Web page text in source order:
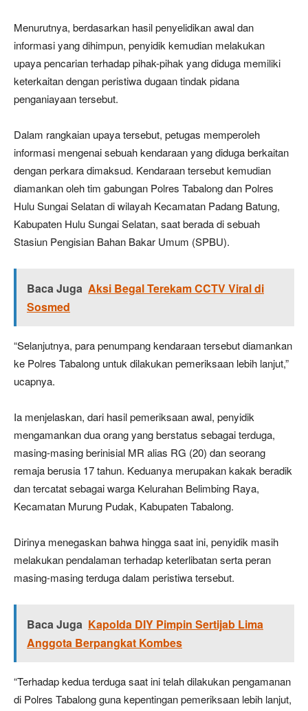
Menurutnya, berdasarkan hasil penyelidikan awal dan
informasi yang dihimpun, penyidik kemudian melakukan
upaya pencarian terhadap pihak-pihak yang diduga memiliki
keterkaitan dengan peristiwa dugaan tindak pidana
penganiayaan tersebut.
Dalam rangkaian upaya tersebut, petugas memperoleh
informasi mengenai sebuah kendaraan yang diduga berkaitan
dengan perkara dimaksud. Kendaraan tersebut kemudian
diamankan oleh tim gabungan Polres Tabalong dan Polres
Hulu Sungai Selatan di wilayah Kecamatan Padang Batung,
Kabupaten Hulu Sungai Selatan, saat berada di sebuah
Stasiun Pengisian Bahan Bakar Umum (SPBU).
Baca Juga Aksi Begal Terekam CCTV Viral di
Sosmed
“Selanjutnya, para penumpang kendaraan tersebut diamankan
ke Polres Tabalong untuk dilakukan pemeriksaan lebih lanjut,”
ucapnya.
Ia menjelaskan, dari hasil pemeriksaan awal, penyidik
mengamankan dua orang yang berstatus sebagai terduga,
masing-masing berinisial MR alias RG (20) dan seorang
remaja berusia 17 tahun. Keduanya merupakan kakak beradik
dan tercatat sebagai warga Kelurahan Belimbing Raya,
Kecamatan Murung Pudak, Kabupaten Tabalong.
Dirinya menegaskan bahwa hingga saat ini, penyidik masih
melakukan pendalaman terhadap keterlibatan serta peran
masing-masing terduga dalam peristiwa tersebut.
Baca Juga Kapolda DIY Pimpin Sertijab Lima
Anggota Berpangkat Kombes
“Terhadap kedua terduga saat ini telah dilakukan pengamanan
di Polres Tabalong guna kepentingan pemeriksaan lebih lanjut,